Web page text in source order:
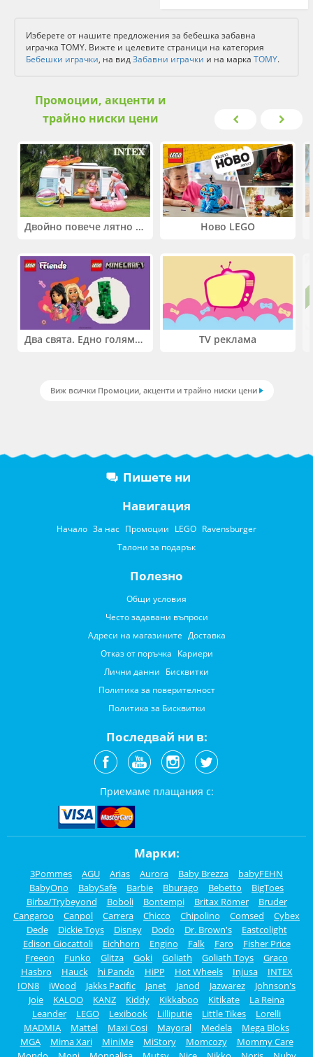
Изберете от нашите предложения за бебешка забавна
играчка TOMY. Вижте и целевите страници на категория
Бебешки играчки, на видЗабавни играчки и на марка TOMY.
Промоции, акценти и
трайно ниски цени
Двойно повече лятно забавление! Купи 2 продукта INTEX и вземи -33%
Два свята. Едно голямо приключение. Купи 2 продукта LEGO® Friends и/или LEGO® Minecraft и вземи -27%
Ново LEGO
TV реклама
Виж всички Промоции, акценти и трайно ниски цени
Пишете ни
Навигация
Начало За нас Промоции LEGO Ravensburger
Талони за подарък
Полезно
Общи условия
Често задавани въпроси
Адреси на магазините Доставка
Отказ от поръчка Кариери
Лични данни Бисквитки
Политика за поверителност
Политика за Бисквитки
Последвай ни в:
Приемаме плащания с:
Марки:
3Pommes AGU Arias Aurora Baby Brezza
babyFEHN
BabyOno
BabySafe Barbie Bburago Bebetto
BigToes
Birba/Trybeyond
Boboli Bontempi Britax Römer
Bruder
Cangaroo
Canpol Carrera Chicco Chipolino Comsed
Cybex
Dede
Dickie Toys Disney Dodo Dr. Brown's
Eastcolight
Edison Giocattoli
Eichhorn Engino Falk Faro
Fisher Price
Freeon
Funko Glitza Goki Goliath Goliath Toys
Graco
Hasbro
Hauck hi Pando HiPP Hot Wheels Injusa
INTEX
ION8
iWood Jakks Pacific Janet Janod Jazwarez
Johnson's
Joie
KALOO KANZ Kiddy Kikkaboo Kitikate
La Reina
Leander
LEGO Lexibook Lilliputie Little Tikes
Lorelli
MADMIA
Mattel Maxi Cosi Mayoral Medela
Mega Bloks
MGA
Mima Xari MiniMe MiStory Momcozy
Mommy Care